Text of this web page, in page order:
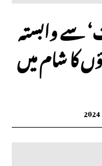
سے وابستہ
کا شام میں